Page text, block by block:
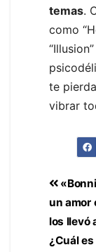
temas.
como
te
vibrar
un amor
los llevó
¿Cuál